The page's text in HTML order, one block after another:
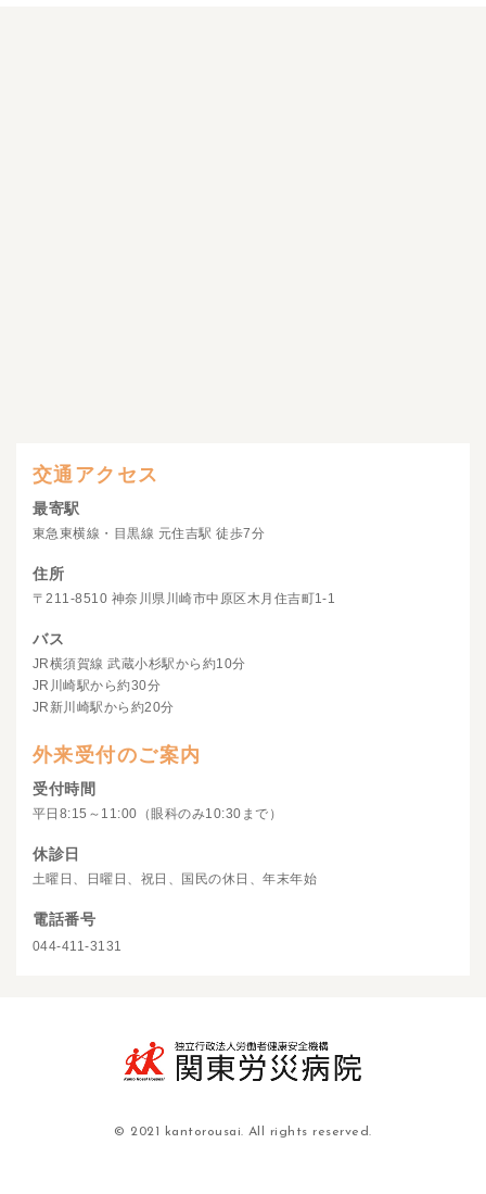
交通アクセス
最寄駅
東急東横線・目黒線 元住吉駅 徒歩7分
住所
〒211-8510 神奈川県川崎市中原区木月住吉町1-1
バス
JR横須賀線 武蔵小杉駅から約10分
JR川崎駅から約30分
JR新川崎駅から約20分
外来受付のご案内
受付時間
平日8:15～11:00（眼科のみ10:30まで）
休診日
土曜日、日曜日、祝日、国民の休日、年末年始
電話番号
044-411-3131
© 2021 kantorousai. All rights reserved.